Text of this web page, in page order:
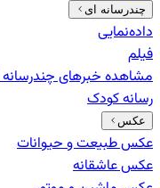
چندرسانه ای
داده‌نمایی
فیلم
مشاهده خبرهای
رسانه کودک
عکس
عکس طبیعت و حیوانات
عکس عاشقانه